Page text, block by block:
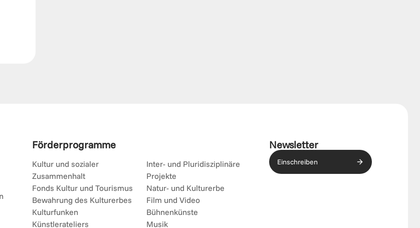
Förderprogramme
Kultur und sozialer
Zusammenhalt
Fonds Kultur und Tourismus
Bewahrung des Kulturerbes
Kulturfunken
Künstlerateliers
Inter- und Pluridisziplinäre
Projekte
Natur- und Kulturerbe
Film und Video
Bühnenkünste
Musik
Newsletter
Einschreiben